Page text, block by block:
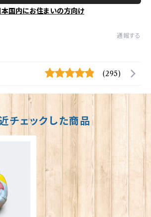
本国内にお住まいの方向け
通報する
(295)
チェックした商品